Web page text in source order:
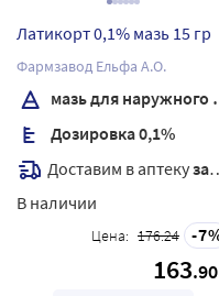
Латикорт 0,1% мазь 15 гр
Фармзавод Ельфа А.О.
мазь для наружного применения
Дозировка 0,1%
Доставим в аптекузавтра
В наличии
Цена: 176.24 7
163.90